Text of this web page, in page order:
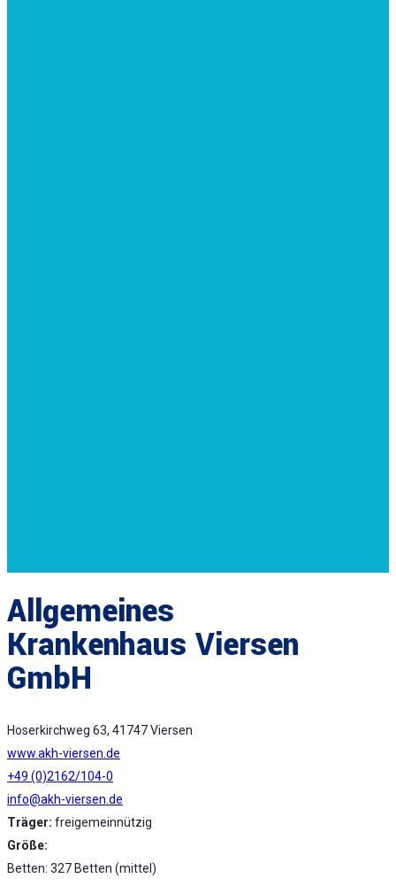
Allgemeines
Krankenhaus Viersen
GmbH
Hoserkirchweg 63, 41747 Viersen
www.akh-viersen.de
+49 (0)2162/104-0
info@akh-viersen.de
Träger: freigemeinnützig
Größe:
Betten: 327 Betten (mittel)